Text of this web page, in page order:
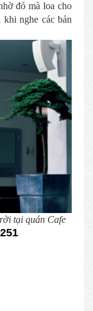
đó mà loa cho
khi nghe các bản
tại quán Cafe